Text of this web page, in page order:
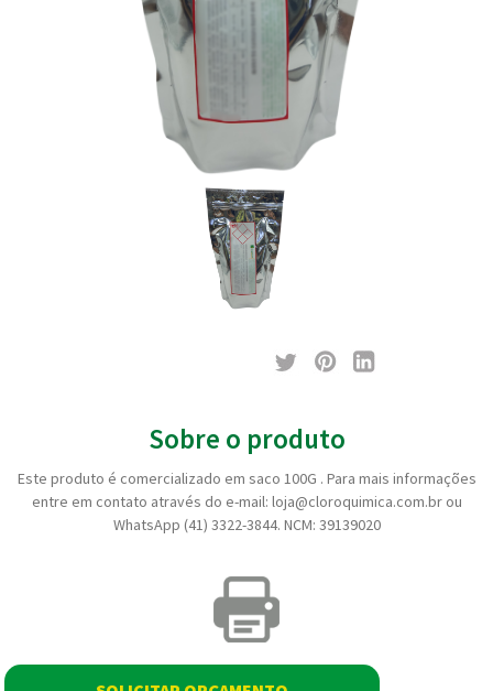
Sobre o produto
Este produto é comercializado em saco 100G . Para mais informações
entre em contato através do e-mail: loja@cloroquimica.com.br ou
WhatsApp (41) 3322-3844. NCM: 39139020